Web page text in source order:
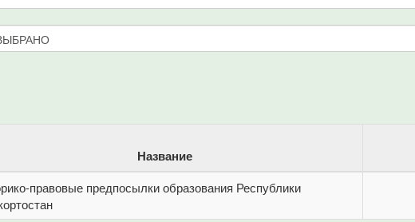
Название
правовые предпосылки образования Республики